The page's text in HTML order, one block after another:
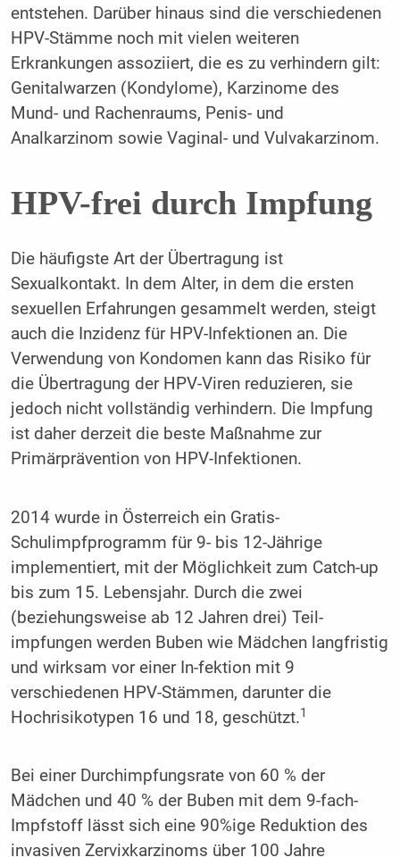
entstehen. Darüber hinaus sind die verschiedenen
HPV-Stämme noch mit vielen weiteren
Erkrankungen assoziiert, die es zu verhindern gilt:
Genitalwarzen (Kondylome), Karzinome des
Mund- und Rachenraums, Penis- und
Analkarzinom sowie Vaginal- und Vulvakarzinom.
HPV-frei durch Impfung
Die häufigste Art der Übertragung ist
Sexualkontakt. In dem Alter, in dem die ersten
sexuellen Erfahrungen gesammelt werden, steigt
auch die Inzidenz für HPV-Infektionen an. Die
Verwendung von Kondomen kann das Risiko für
die Übertragung der HPV-Viren reduzieren, sie
jedoch nicht vollständig verhindern. Die Impfung
ist daher derzeit die beste Maßnahme zur
Primärprävention von HPV-Infektionen.
2014 wurde in Österreich ein Gratis-
Schulimpfprogramm für 9- bis 12-Jährige
implementiert, mit der Möglichkeit zum Catch-up
bis zum 15. Lebensjahr. Durch die zwei
(beziehungsweise ab 12 Jahren drei) Teil­
impfungen werden Buben wie Mädchen langfristig
und wirksam vor einer In­­-fektion mit 9
verschiedenen HPV-Stämmen, darunter die
Hochrisikotypen 16 und 18, geschützt.1
Bei einer Durchimpfungsrate von 60 % der
Mädchen und 40 % der Buben mit dem 9-fach-
Impfstoff lässt sich eine 90%ige Reduktion des
invasiven Zervixkarzinoms über 100 Jahre